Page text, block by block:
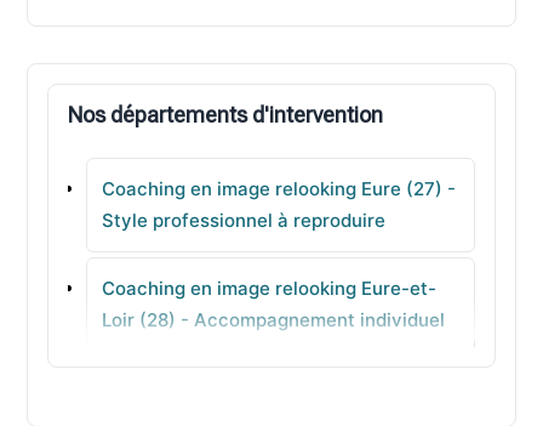
Pont-de-l'Arche
Beuzeville
La Couture-Boussey
Le Bosc-Roger-en-Roumois
Saint-Pierre-des-Fleurs
Nos départements d'intervention
Coaching en image relooking Eure (27) -
Style professionnel à reproduire
Coaching en image relooking Eure-et-
Loir (28) - Accompagnement individuel